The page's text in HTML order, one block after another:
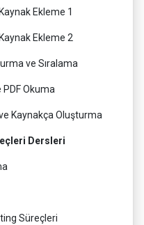
Ekleme 1
Ekleme 2
ve Sıralama
Okuma
Kaynakça Oluşturma
Dersleri
Süreçleri